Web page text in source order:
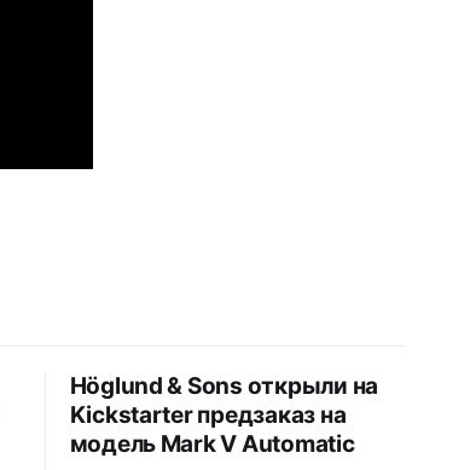
Höglund & Sons открыли на
Kickstarter предзаказ на
модель Mark V Automatic